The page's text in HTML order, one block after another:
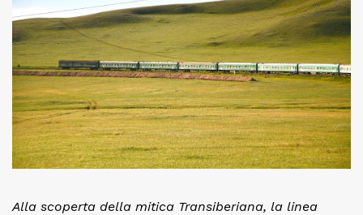
Alla scoperta della mitica Transiberiana, la linea